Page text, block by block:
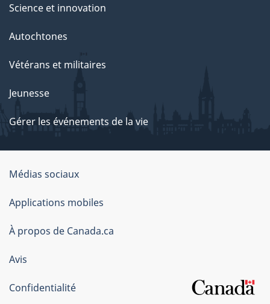
Science et innovation
Autochtones
Vétérans et militaires
Jeunesse
Gérer les événements de la vie
Organisation
du
gouvernement
du
Canada
Médias sociaux
Applications mobiles
À propos de Canada.ca
Avis
Confidentialité